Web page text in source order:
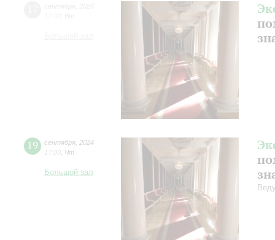
19 сентября 2024
17:00 Чт
Большой зал